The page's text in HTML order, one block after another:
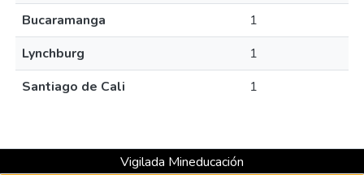
Bucaramanga
1
Lynchburg
1
Santiago de Cali
1
Vigilada Mineducación